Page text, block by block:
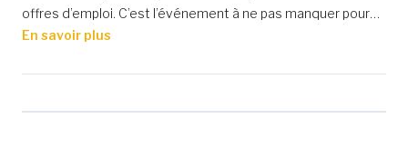
offres d’emploi. C’est l’événement à ne pas manquer pour…
En savoir plus